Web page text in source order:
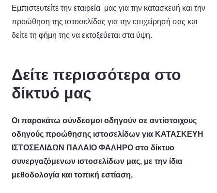
Εμπιστευτείτε την εταιρεία μας για την κατασκευή και την
προώθηση της ιστοσελίδας για την επιχείρησή σας και
δείτε τη φήμη της να εκτοξεύεται στα ύψη.
Δείτε περισσότερα στο
δίκτυό μας
Οι παρακάτω σύνδεσμοι οδηγούν σε αντίστοιχους
οδηγούς προώθησης ιστοσελίδων για ΚΑΤΑΣΚΕΥΗ
ΙΣΤΟΣΕΛΙΔΩΝ ΠΑΛΑΙΟ ΦΑΛΗΡΟ στο δίκτυο
συνεργαζόμενων ιστοσελίδων μας, με την ίδια
μεθοδολογία και τοπική εστίαση.